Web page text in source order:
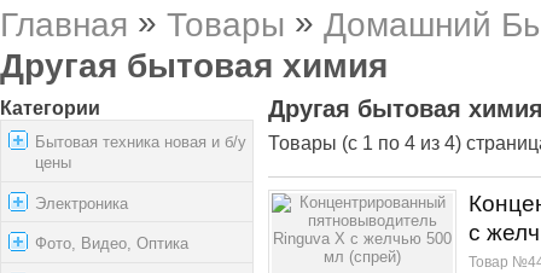
Главная » Товары » Домашний
Другая бытовая химия
Категории
Бытовая техника новая и б/у
цены
Электроника
Фото, Видео, Оптика
Другая бытовая
Товары (с 1 по 4 из 4)
с
Товар